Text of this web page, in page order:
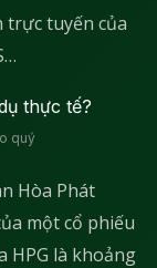
tuyến của
quý
Hòa Phát
một cổ phiếu
HPG là khoảng